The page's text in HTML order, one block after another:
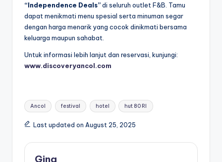
“Independence Deals”di seluruh outlet F&B. Tamu
dapat menikmati menu spesial serta minuman segar
dengan harga menarik yang cocok dinikmati bersama
keluarga maupun sahabat.
Untuk informasi lebih lanjut dan reservasi, kunjungi:
www.discoveryancol.com
Tags:
Ancol festival hotel hut 80 RI
Last updated on August 25, 2025
Gina